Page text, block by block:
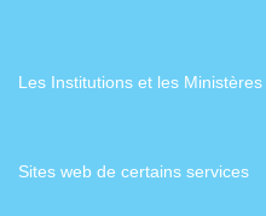
Les Institutions et les Ministères
Sites web de certains services